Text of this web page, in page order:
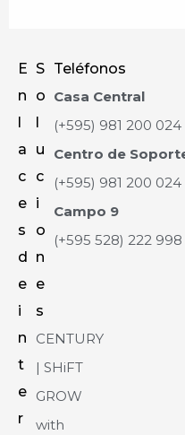
E
n
a
c
e
s
d
e
i
n
t
e
r
S
o
u
c
i
o
n
e
s
CENTURY
| SHiFT
GROW
with
Teléfonos
Casa Central
(+595) 981 200 024
Centro de
(+595) 981 200 024
Campo 9
(+595 528) 222 998